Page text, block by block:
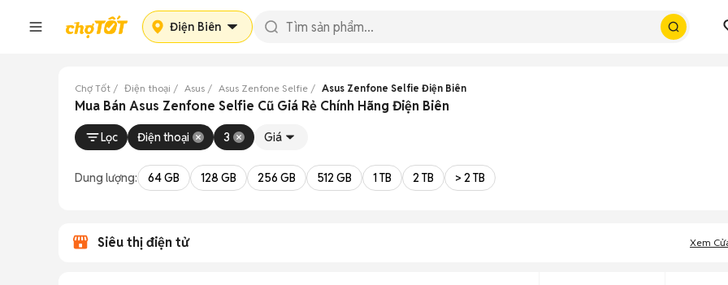
Điện Biên
Chợ Tốt Điện thoại Asus Asus Zenfone Selfie Asus Zenfone Selfie Điện Biên
Mua Bán Asus Zenfone Selfie Cũ Giá Rẻ Chính Hãng Điện Biên
Lọc Điện thoại 3 Giá
Dung lượng: 64 GB 128 GB 256 GB 512 GB 1 TB 2 TB > 2 TB
Siêu thị điện tử Xem